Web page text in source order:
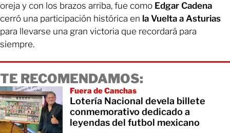
oreja y con los brazos arriba, fue como Edgar Cadena
cerró una participación histórica en la Vuelta a Asturias
para llevarse una gran victoria que recordará para
siempre.
TE RECOMENDAMOS:
Fuera de Canchas
Lotería Nacional devela billete
conmemorativo dedicado a
leyendas del futbol mexicano